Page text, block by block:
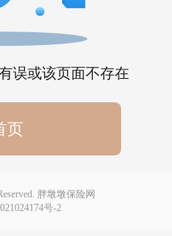
误或该页面不存在
页
胖墩墩保险网
号-2